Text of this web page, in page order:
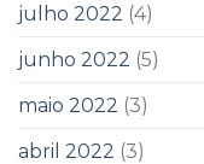
julho 2022 (4)
junho 2022 (5)
maio 2022 (3)
abril 2022 (3)